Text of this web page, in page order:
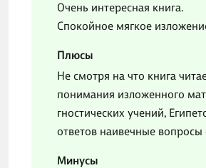
Очень интересная книга.
Спокойное мягкое
Плюсы
Не смотря на что книга
понимания изложенного
гностических учений,
ответов наивечные
Минусы